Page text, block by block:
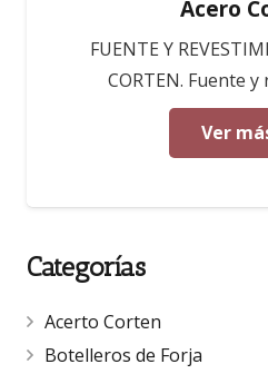
Acero
FUENTE Y
CORTEN. Fuente
Ver
Categorías
Acerto Corten
Botelleros de Forja